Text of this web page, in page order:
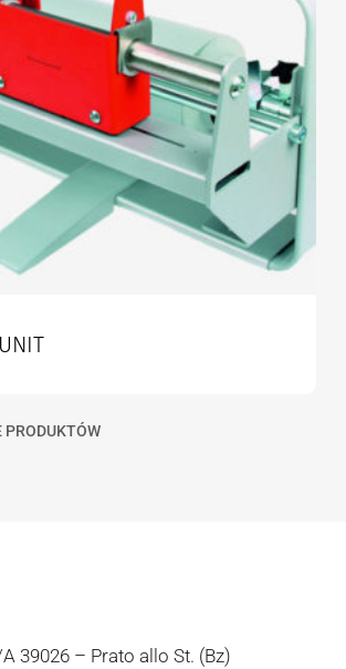
PRODUKTÓW
39026 – Prato allo St. (Bz)